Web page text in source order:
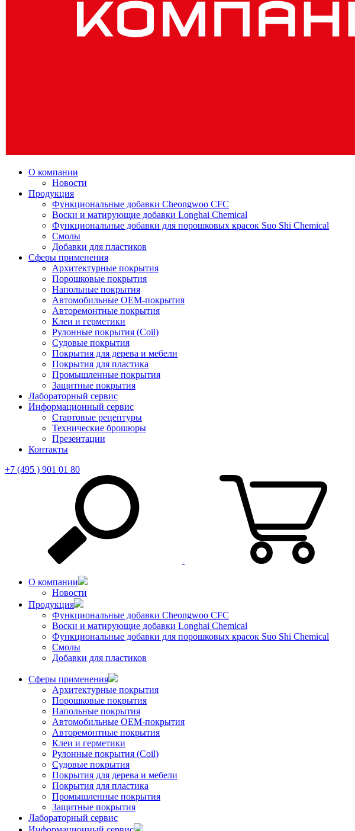
О компании
Новости
Продукция
Функциональные добавки Cheongwoo СFC
Воски и матирующие добавки Longhai Chemical
Функциональные добавки для порошковых красок Suo Shi Chemical
Смолы
Добавки для пластиков
Сферы применения
Архитектурные покрытия
Порошковые покрытия
Напольные покрытия
Автомобильные ОЕМ-покрытия
Авторемонтные покрытия
Клеи и герметики
Рулонные покрытия (Coil)
Судовые покрытия
Покрытия для дерева и мебели
Покрытия для пластика
Промышленные покрытия
Защитные покрытия
Лабораторный сервис
Информационный сервис
Стартовые рецептуры
Технические брошюры
Презентации
Контакты
+7 (495 ) 901 01 80
О компании
Новости
Продукция
Функциональные добавки Cheongwoo СFC
Воски и матирующие добавки Longhai Chemical
Функциональные добавки для порошковых красок Suo Shi Chemical
Смолы
Добавки для пластиков
Сферы применения
Архитектурные покрытия
Порошковые покрытия
Напольные покрытия
Автомобильные ОЕМ-покрытия
Авторемонтные покрытия
Клеи и герметики
Рулонные покрытия (Coil)
Судовые покрытия
Покрытия для дерева и мебели
Покрытия для пластика
Промышленные покрытия
Защитные покрытия
Лабораторный сервис